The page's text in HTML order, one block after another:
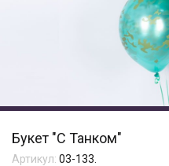
Букет "С Танком"
Артикул: 03-133.